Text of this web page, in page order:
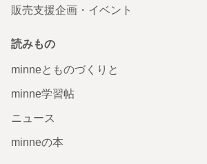
販売支援企画・イベント
読みもの
minneとものづくりと
minne学習帖
ニュース
minneの本